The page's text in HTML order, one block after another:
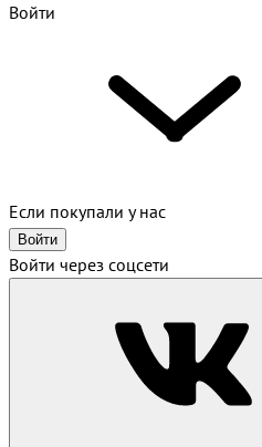
Войти
Если покупали у нас
Войти
Войти через соцсети